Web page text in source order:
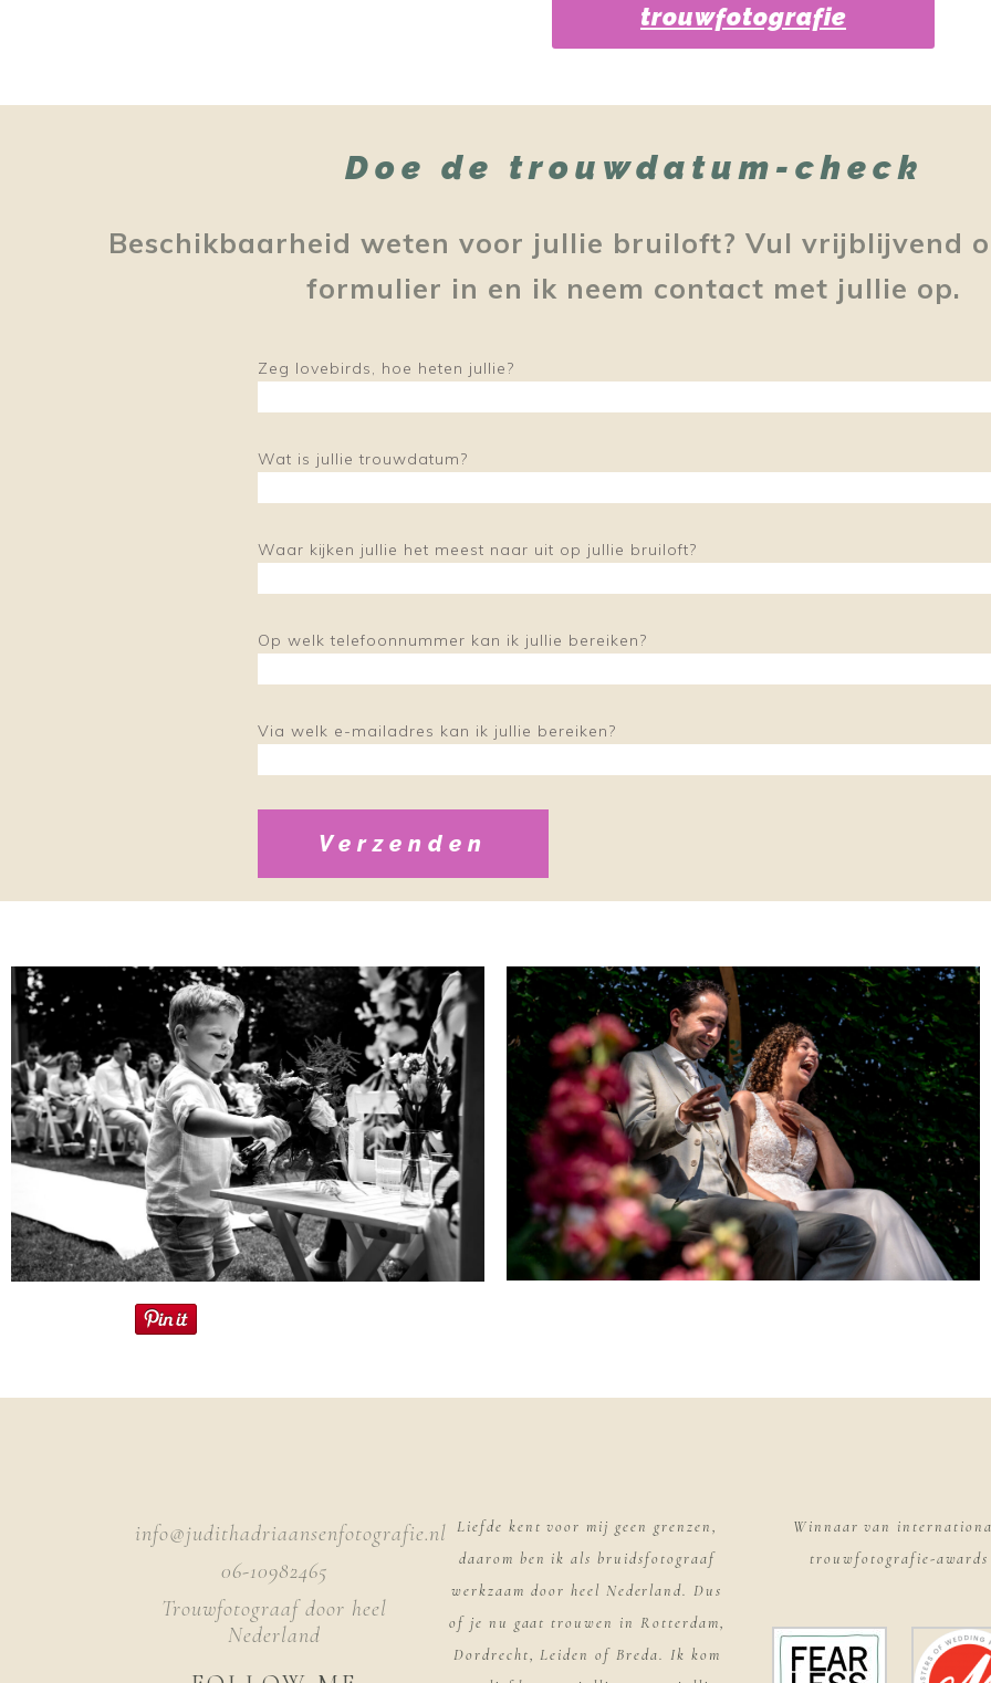
trouwfotografie
Doe de trouwdatum-check
Beschikbaarheid weten voor jullie bruiloft? Vul vrijblijvend
formulier in en ik neem contact met jullie op.
Zeg lovebirds, hoe heten jullie?
Wat is jullie trouwdatum?
Waar kijken jullie het meest naar uit op jullie bruiloft?
Op welk telefoonnummer kan ik jullie bereiken?
Via welk e-mailadres kan ik jullie bereiken?
Verzenden
info@judithadriaansenfotografie.nl
06-10982465
Trouwfotograaf door heel
Nederland
Liefde kent voor mij geen grenzen,
daarom ben ik als bruidsfotograaf
werkzaam door heel Nederland. Dus
of je nu gaat trouwen in Rotterdam,
Dordrecht, Leiden of Breda. Ik kom
Winnaar van
trouwfotografie-awards